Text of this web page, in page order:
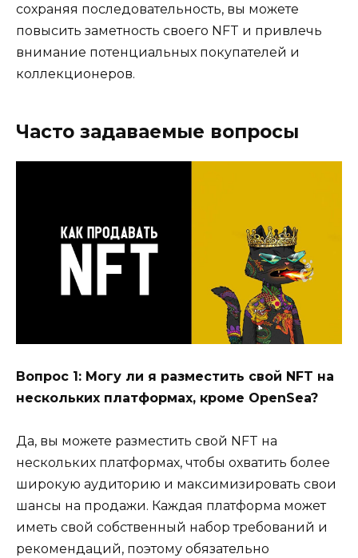
сохраняя последовательность, вы можете
повысить заметность своего NFT и привлечь
внимание потенциальных покупателей и
коллекционеров.
Часто задаваемые вопросы
Вопрос 1: Могу ли я разместить свой NFT на
нескольких платформах, кроме OpenSea?
Да, вы можете разместить свой NFT на
нескольких платформах, чтобы охватить более
широкую аудиторию и максимизировать свои
шансы на продажи. Каждая платформа может
иметь свой собственный набор требований и
рекомендаций, поэтому обязательно